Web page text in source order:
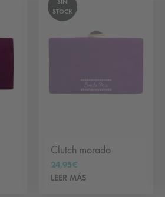
STOCK
Clutch morado
24,95€
LEER MÁS